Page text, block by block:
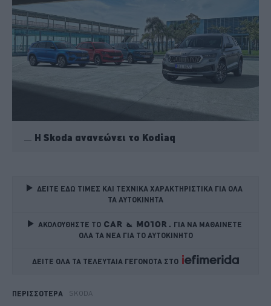
Η Skoda ανανεώνει το Kodiaq
ΔΕΙΤΕ ΕΔΩ ΤΙΜΕΣ ΚΑΙ ΤΕΧΝΙΚΑ ΧΑΡΑΚΤΗΡΙΣΤΙΚΑ ΓΙΑ ΟΛΑ
ΤΑ ΑΥΤΟΚΙΝΗΤΑ
ΑΚΟΛΟΥΘΗΣΤΕ ΤΟ
ΓΙΑ ΝΑ ΜΑΘΑΙΝΕΤΕ
ΟΛΑ ΤΑ ΝΕΑ ΓΙΑ ΤΟ ΑΥΤΟΚΙΝΗΤΟ
ΔΕΙΤΕ ΟΛΑ ΤΑ ΤΕΛΕΥΤΑΙΑ ΓΕΓΟΝΟΤΑ ΣΤΟ
ΠΕΡΙΣΣΟΤΕΡΑ SKODA